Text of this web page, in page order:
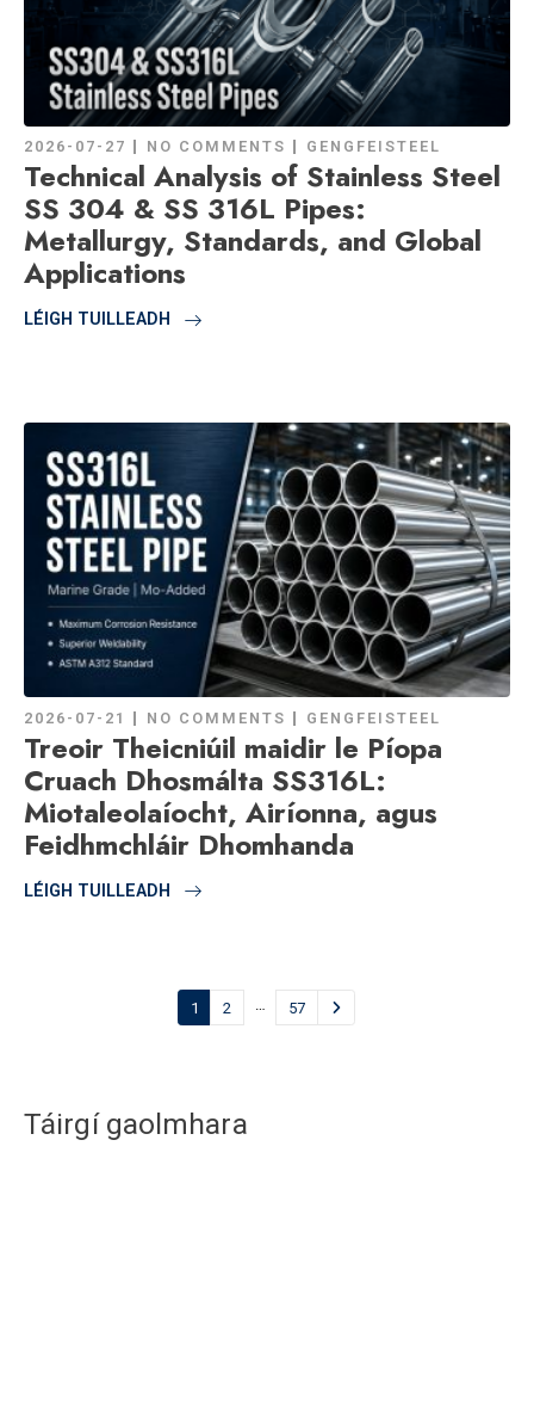
2026-07-27 NO COMMENTS GENGFEISTEEL
Technical Analysis of Stainless Steel
SS 304 & SS 316L Pipes:
Metallurgy, Standards, and Global
Applications
LÉIGH TUILLEADH
2026-07-21 NO COMMENTS GENGFEISTEEL
Treoir Theicniúil maidir le Píopa
Cruach Dhosmálta SS316L:
Miotaleolaíocht, Airíonna, agus
Feidhmchláir Dhomhanda
LÉIGH TUILLEADH
1 2 57
Táirgí gaolmhara